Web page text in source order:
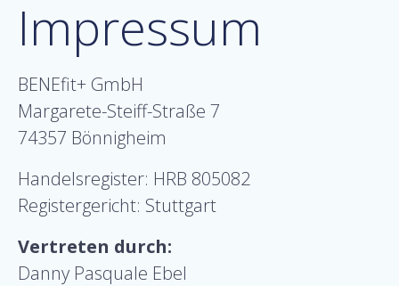
Impressum
BENEfit+ GmbH
Margarete-Steiff-Straße 7
74357 Bönnigheim
Handelsregister: HRB 805082
Registergericht: Stuttgart
Vertreten durch:
Danny Pasquale Ebel